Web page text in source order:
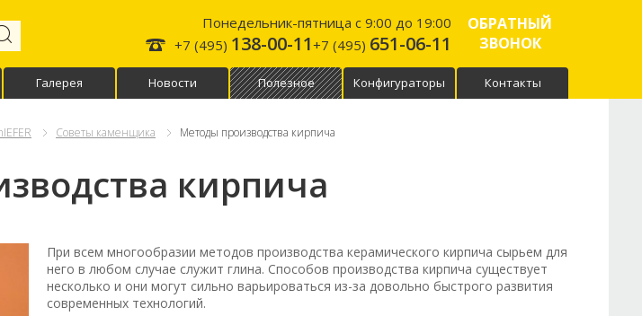
Понедельник-пятница с 9:00 до 19:00
+7 (495) 138-00-11+7 (495) 651-06-11
ОБРАТНЫЙ
ЗВОНОК
Галерея Новости Полезное Конфигураторы Контакты
Советы каменщика Методы производства кирпича
кирпича
При всем многообразии методов производства керамического кирпича сырьем для
него в любом случае служит глина. Способов производства кирпича существует
несколько и они могут сильно варьироваться из-за довольно быстрого развития
современных технологий.